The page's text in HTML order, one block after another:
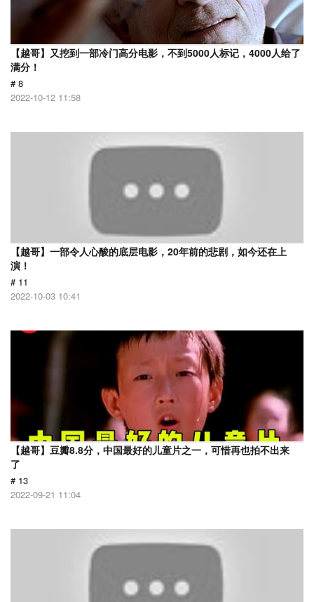
【越哥】又挖到一部冷门高分电影，不到5000人标记，4000人给了
满分！
# 8
2022-10-12 11:58
【越哥】一部令人心酸的底层电影，20年前的悲剧，如今还在上
演！
# 11
2022-10-03 10:41
【越哥】豆瓣8.8分，中国最好的儿童片之一，可惜再也拍不出来
了
# 13
2022-09-21 11:04